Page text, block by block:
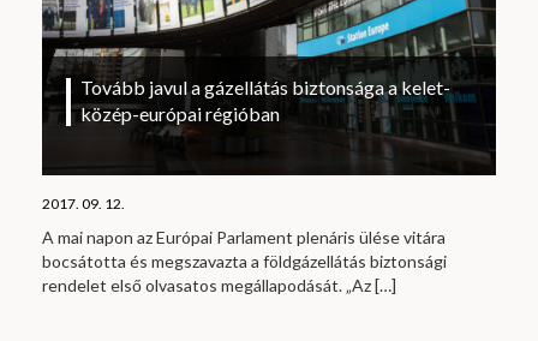
Tovább javul a gázellátás biztonsága a kelet-
közép-európai régióban
2017. 09. 12.
A mai napon az Európai Parlament plenáris ülése vitára
bocsátotta és megszavazta a földgázellátás biztonsági
rendelet első olvasatos megállapodását. „Az[…]